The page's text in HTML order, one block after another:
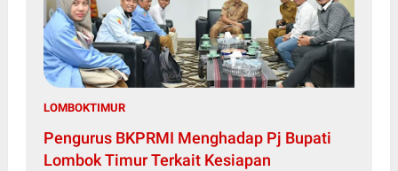
LOMBOKTIMUR
Pengurus BKPRMI Menghadap Pj Bupati
Lombok Timur Terkait Kesiapan